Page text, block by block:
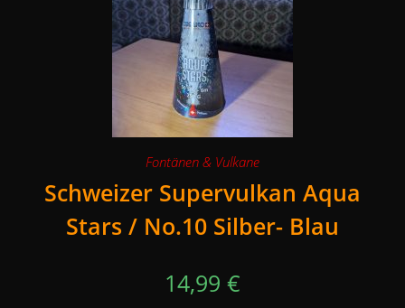
Fontänen & Vulkane
Schweizer Supervulkan Aqua
Stars / No.10 Silber- Blau
14,99 €